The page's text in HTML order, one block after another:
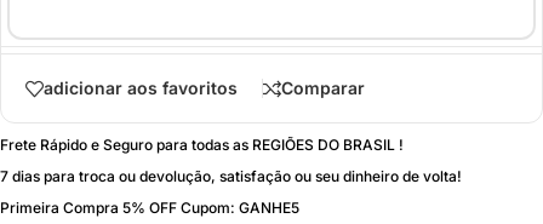
adicionar aos favoritos Comparar
Frete Rápido e Seguro para todas as REGIÕES DO BRASIL !
7 dias para troca ou devolução, satisfação ou seu dinheiro de volta!
Primeira Compra 5% OFF Cupom: GANHE5